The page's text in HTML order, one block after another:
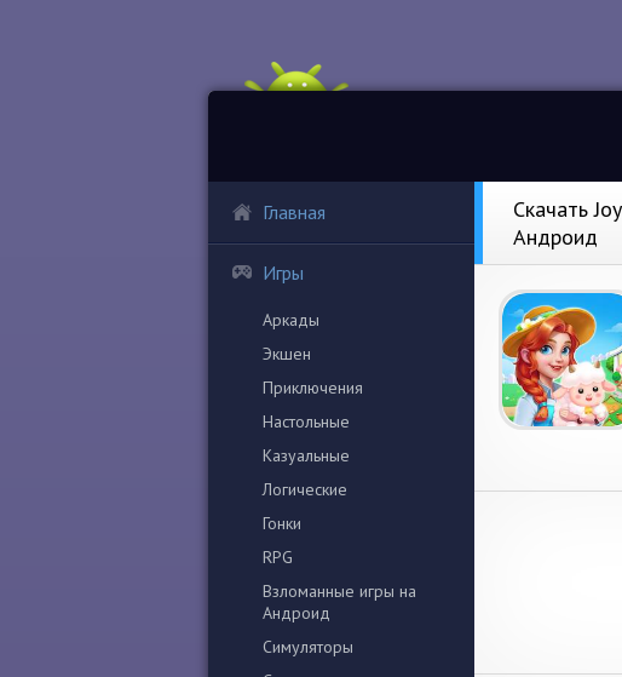
Главная
Игры
Аркады
Экшен
Приключения
Настольные
Казуальные
Логические
Гонки
RPG
Взломанные игры на
Андроид
Симуляторы
Скачать
Андроид